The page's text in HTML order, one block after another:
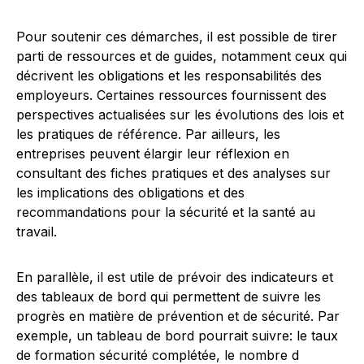
Pour soutenir ces démarches, il est possible de tirer
parti de ressources et de guides, notamment ceux qui
décrivent les obligations et les responsabilités des
employeurs. Certaines ressources fournissent des
perspectives actualisées sur les évolutions des lois et
les pratiques de référence. Par ailleurs, les
entreprises peuvent élargir leur réflexion en
consultant des fiches pratiques et des analyses sur
les implications des obligations et des
recommandations pour la sécurité et la santé au
travail.
En parallèle, il est utile de prévoir des indicateurs et
des tableaux de bord qui permettent de suivre les
progrès en matière de prévention et de sécurité. Par
exemple, un tableau de bord pourrait suivre: le taux
de formation sécurité complétée, le nombre d